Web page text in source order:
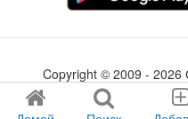
Copyright © 2009 - 2026
Создание